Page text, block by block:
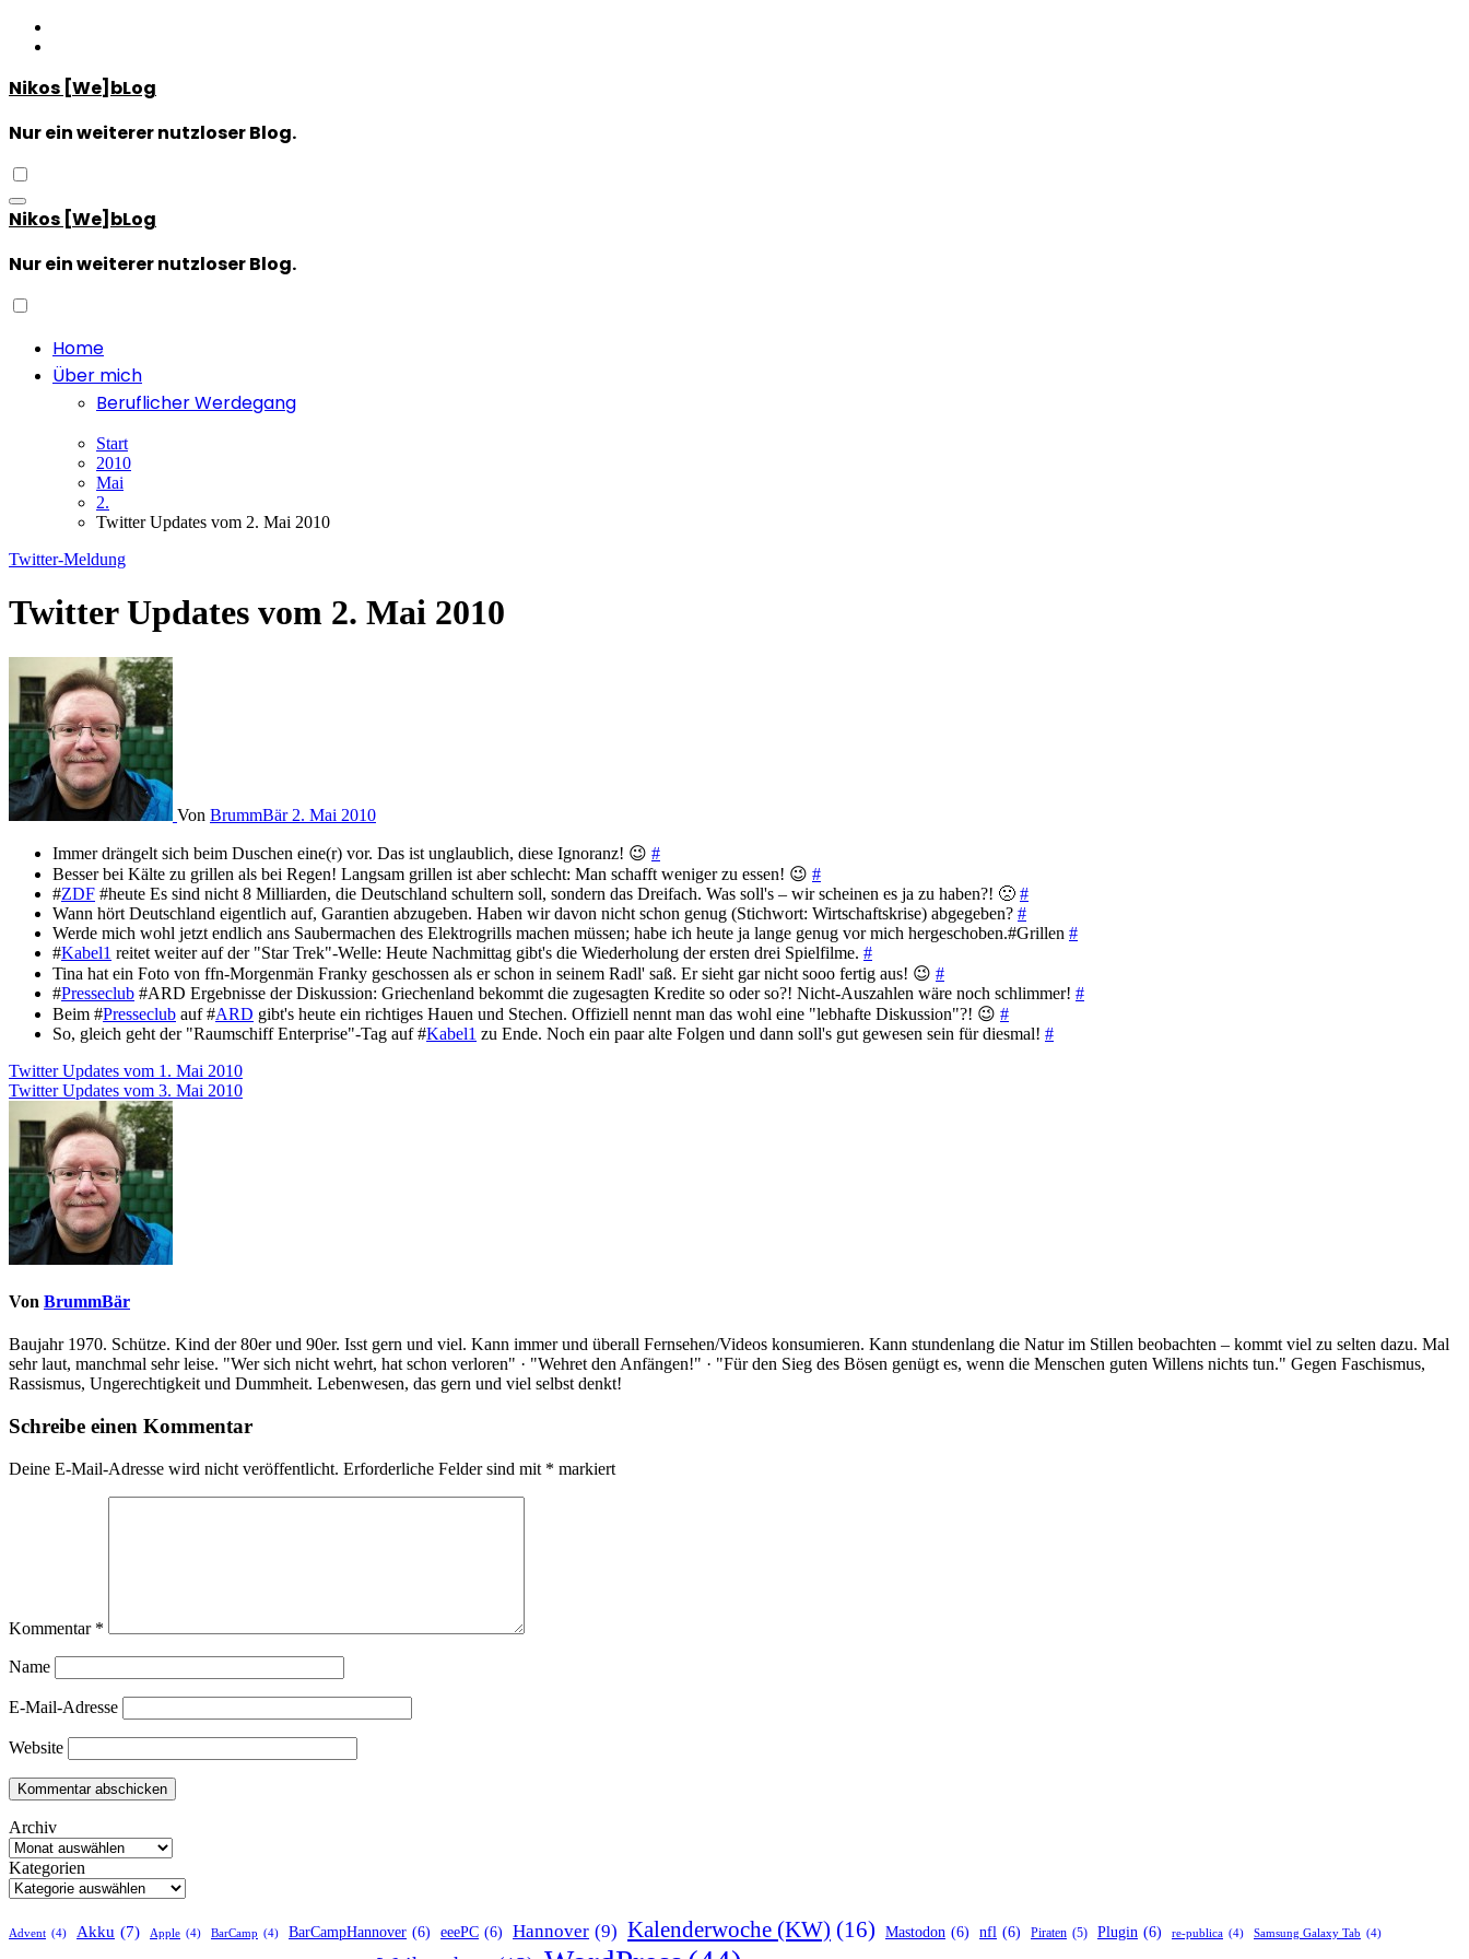
Zum
Inhalt
Nikos [We]bLog
Nur ein weiterer nutzloser Blog.
Nikos [We]bLog
Nur ein weiterer nutzloser Blog.
Home
Über mich
Beruflicher Werdegang
Start
2010
Mai
2.
Twitter Updates vom 2. Mai 2010
Twitter-Meldung
Twitter Updates vom 2. Mai 2010
Von BrummBär 2. Mai 2010
Immer drängelt sich beim Duschen eine(r) vor. Das ist unglaublich, diese Ignoranz! 😉 #
Besser bei Kälte zu grillen als bei Regen! Langsam grillen ist aber schlecht: Man schafft weniger zu essen! 😉 #
#ZDF #heute Es sind nicht 8 Milliarden, die Deutschland schultern soll, sondern das Dreifach. Was soll's – wir scheinen es ja zu haben?! 🙁 #
Wann hört Deutschland eigentlich auf, Garantien abzugeben. Haben wir davon nicht schon genug (Stichwort: Wirtschaftskrise) abgegeben? #
Werde mich wohl jetzt endlich ans Saubermachen des Elektrogrills machen müssen; habe ich heute ja lange genug vor mich hergeschoben.#Grillen #
#Kabel1 reitet weiter auf der "Star Trek"-Welle: Heute Nachmittag gibt's die Wiederholung der ersten drei Spielfilme. #
Tina hat ein Foto von ffn-Morgenmän Franky geschossen als er schon in seinem Radl' saß. Er sieht gar nicht sooo fertig aus! 😉 #
#Presseclub #ARD Ergebnisse der Diskussion: Griechenland bekommt die zugesagten Kredite so oder so?! Nicht-Auszahlen wäre noch schlimmer! #
Beim #Presseclub auf #ARD gibt's heute ein richtiges Hauen und Stechen. Offiziell nennt man das wohl eine "lebhafte Diskussion"?! 😉 #
So, gleich geht der "Raumschiff Enterprise"-Tag auf #Kabel1 zu Ende. Noch ein paar alte Folgen und dann soll's gut gewesen sein für diesmal! #
Beitragsnavigation
Twitter Updates vom 1. Mai 2010
Twitter Updates vom 3. Mai 2010
Von BrummBär
Baujahr 1970. Schütze. Kind der 80er und 90er. Isst gern und viel. Kann immer und überall Fernsehen/Videos konsumieren. Kann stundenlang die Natur im Stillen beobachten – kommt viel zu selten dazu. Mal
sehr laut, manchmal sehr leise. "Wer sich nicht wehrt, hat schon verloren" · "Wehret den Anfängen!" · "Für den Sieg des Bösen genügt es, wenn die Menschen guten Willens nichts tun." Gegen Faschismus,
Rassismus, Ungerechtigkeit und Dummheit. Lebenwesen, das gern und viel selbst denkt!
Schreibe einen Kommentar
Deine E-Mail-Adresse wird nicht veröffentlicht. Erforderliche Felder sind mit * markiert
Kommentar *
Name
E-Mail-Adresse
Website
Archiv
Kategorien
Advent (4) Akku (7) Apple (4) BarCamp (4) BarCampHannover (6) eeePC (6) Hannover (9) Kalenderwoche (KW) (16) Mastodon (6) nfl (6) Piraten (5) Plugin (6) re-publica (4) Samsung Galaxy Tab (4)